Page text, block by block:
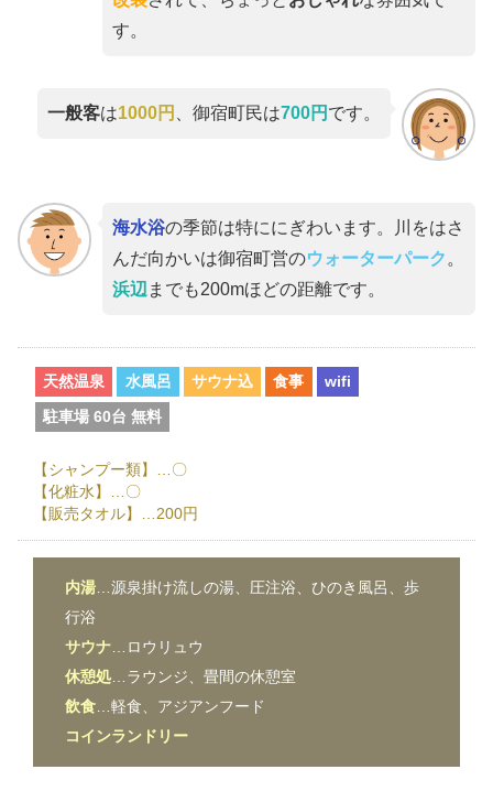
す。
一般客は1000円 、御宿町民は700円 です。
海水浴の季節は特ににぎわいます。川をはさ
んだ向かいは御宿町営のウォーターパーク 。
浜辺 までも200mほどの距離です。
天然温泉 水風呂 サウナ込 食事 wifi
駐車場 60台 無料
【シャンプー類】…〇
【化粧水】…〇
【販売タオル】…200円
内湯 …源泉掛け流しの湯、圧注浴、ひのき風呂、歩
行浴
サウナ …ロウリュウ
休憩処 …ラウンジ、畳間の休憩室
飲食 …軽食、アジアンフード
コインランドリー